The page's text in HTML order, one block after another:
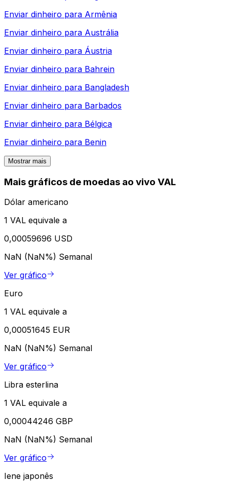
Enviar dinheiro para Armênia
Enviar dinheiro para Austrália
Enviar dinheiro para Áustria
Enviar dinheiro para Bahrein
Enviar dinheiro para Bangladesh
Enviar dinheiro para Barbados
Enviar dinheiro para Bélgica
Enviar dinheiro para Benin
Mostrar mais
Mais gráficos de moedas ao vivo VAL
Dólar americano
1 VAL equivale a
0,00059696 USD
NaN (NaN%) Semanal
Ver gráfico
Euro
1 VAL equivale a
0,00051645 EUR
NaN (NaN%) Semanal
Ver gráfico
Libra esterlina
1 VAL equivale a
0,00044246 GBP
NaN (NaN%) Semanal
Ver gráfico
Iene japonês